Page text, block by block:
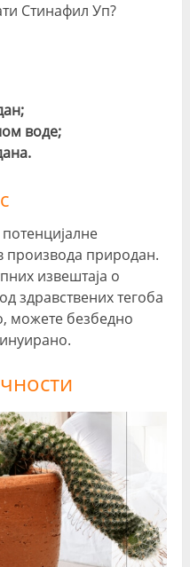
Стинафил Уп?
воде;
производа природан.
извештаја о
здравствених тегоба
можете безбедно